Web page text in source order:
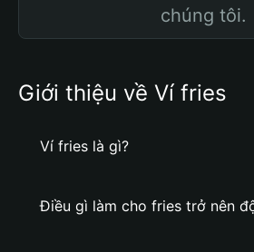
chúng tôi.
Giới thiệu về Ví fries
Ví fries là gì?
Điều gì làm cho fries trở nên